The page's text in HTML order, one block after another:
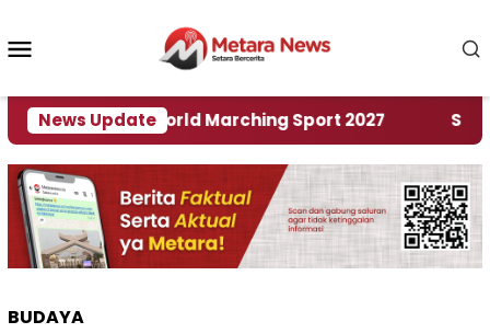
konten
News Update
Rumah World Marching Sport 2027 ‎Soal
BUDAYA